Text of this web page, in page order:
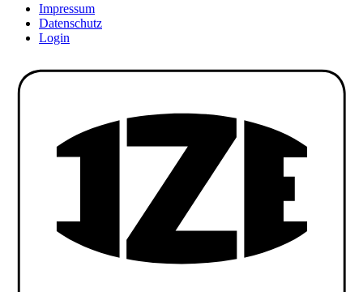
Impressum
Datenschutz
Login